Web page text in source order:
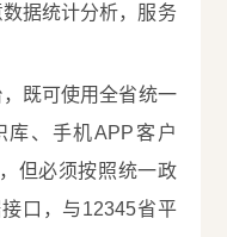
数据统计分析，服务
既可使用全省统一
库、手机APP客户
但必须按照统一政
口，与12345省平